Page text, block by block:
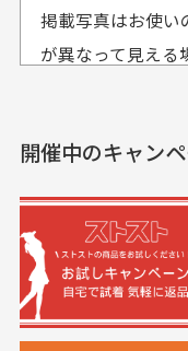
も使えて、お得
入出来ました
セールかつポイン
満足です。
おります。
せて頂いており
送料はいくら
何点ご購入頂
いております
また5,000円(税
※必ず１つのシ
掲載写真はお使い
が異なって見える
実寸サイズについ
一点一点手作業で
差が生じる場合
においについて
開催中のキャン